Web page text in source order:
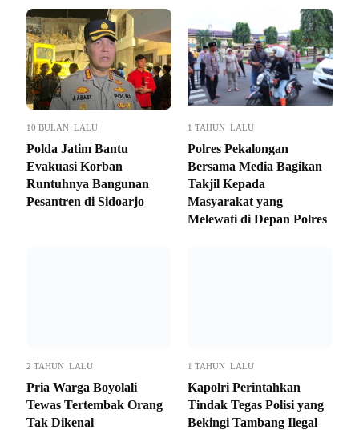
10 BULAN LALU
Polda Jatim Bantu
Evakuasi Korban
Runtuhnya Bangunan
Pesantren di Sidoarjo
1 TAHUN LALU
Polres Pekalongan
Bersama Media Bagikan
Takjil Kepada
Masyarakat yang
Melewati di Depan Polres
2 TAHUN LALU
Pria Warga Boyolali
Tewas Tertembak Orang
Tak Dikenal
1 TAHUN LALU
Kapolri Perintahkan
Tindak Tegas Polisi yang
Bekingi Tambang Ilegal